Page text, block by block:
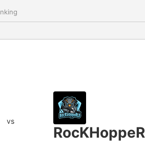
vs
RocKHoppeR